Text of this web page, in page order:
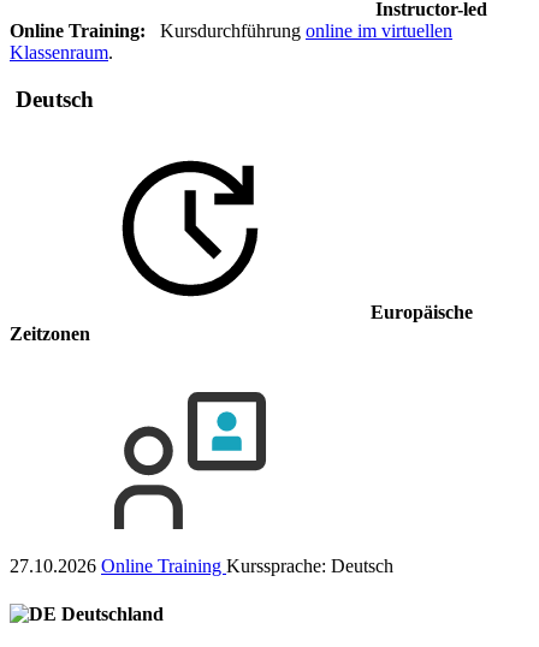
Instructor-led
Online Training: Kursdurchführung online im virtuellen
Klassenraum.
Deutsch
Europäische
Zeitzonen
27.10.2026 Online Training Kurssprache: Deutsch
Deutschland